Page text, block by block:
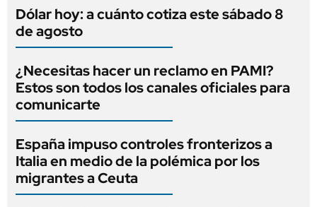
Dólar hoy: a cuánto cotiza este sábado 8
de agosto
¿Necesitas hacer un reclamo en PAMI?
Estos son todos los canales oficiales para
comunicarte
España impuso controles fronterizos a
Italia en medio de la polémica por los
migrantes a Ceuta